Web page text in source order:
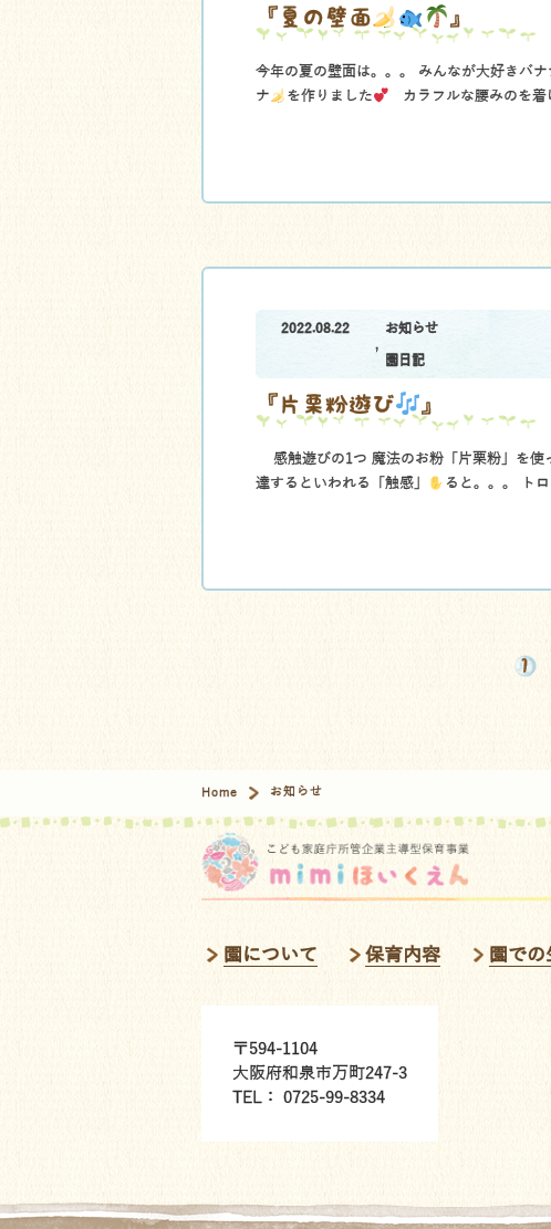
『夏の壁面 』
今年の夏の壁面は。。。 みんなが大好きバナ
ナ
を作りました カラフルな腰みのを着
2022.08.22 お知らせ
,
園日記
『片栗粉遊び 』
感触遊びの1つ 魔法のお粉「片栗粉」を
達するといわれる「触感」
ると。。。 ト
1
Home お知らせ
園について 保育内容 園での
〒594-1104
大阪府和泉市万町247-3
TEL： 0725-99-8334